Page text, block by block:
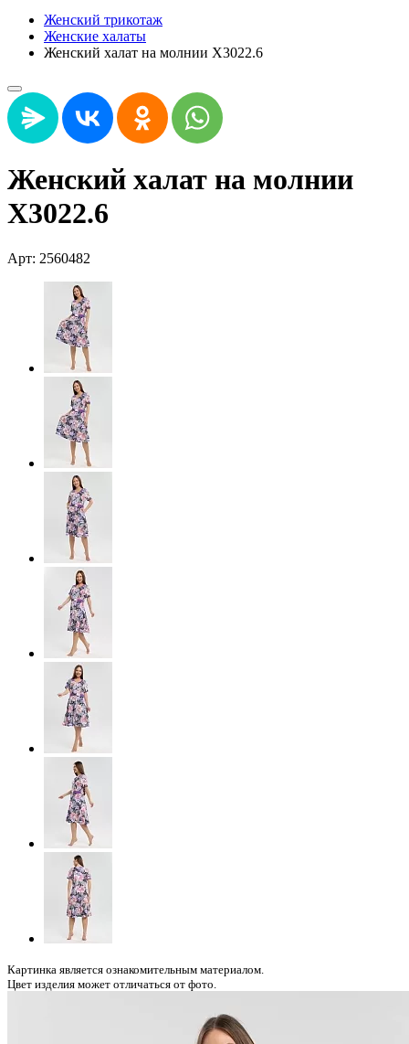
Женский трикотаж
Женские халаты
Женский халат на молнии Х3022.6
Женский халат на молнии
Х3022.6
Арт: 2560482
Картинка является ознакомительным материалом.
Цвет изделия может отличаться от фото.